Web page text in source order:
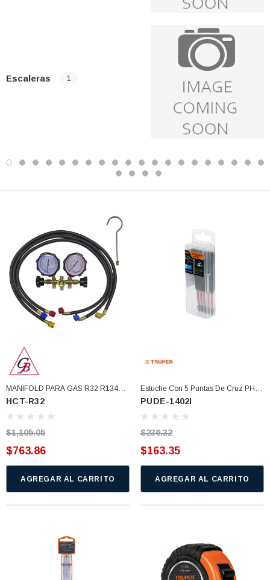
Escaleras 1
AH388034,
360130 W10239909 228C2007P001 (3934469)
MANIFOLD PARA GAS R32 R134A
R407C R410A (HCT-R32)
HCT-R32
$1,105.05
$763.86
AGREGAR AL CARRITO
Estuche Con 5 Puntas De Cruz PH2
De Impacto Largo 4" (PUDE-1402I)
PUDE-1402I
$236.32
$163.35
AGREGAR AL CARRITO